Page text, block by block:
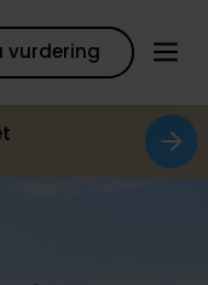
vurdering
Kort